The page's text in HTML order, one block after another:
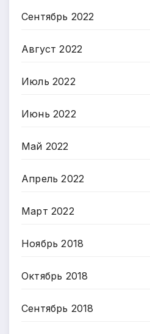
Сентябрь 2022
Август 2022
Июль 2022
Июнь 2022
Май 2022
Апрель 2022
Март 2022
Ноябрь 2018
Октябрь 2018
Сентябрь 2018